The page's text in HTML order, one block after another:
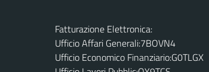
Fatturazione Elettronica:
Ufficio Affari Generali:7BOVN4
Ufficio Economico Finanziario:G0TLGX